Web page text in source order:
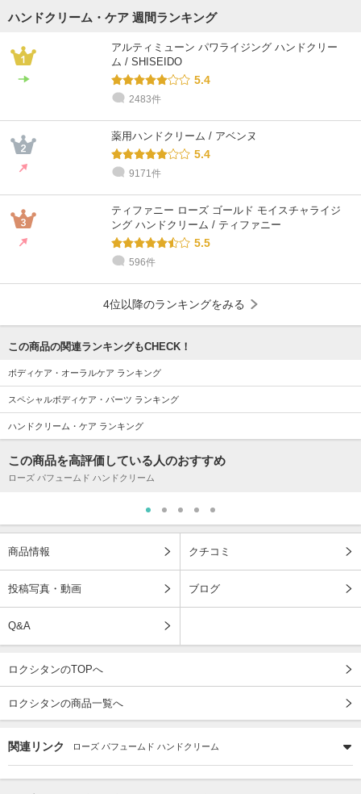
ハンドクリーム・ケア 週間ランキング
アルティミューン パワライジング ハンドクリー
ム / SHISEIDO
5.4
2483件
薬用ハンドクリーム / アベンヌ
5.4
9171件
ティファニー ローズ ゴールド モイスチャライジ
ング ハンドクリーム / ティファニー
5.5
596件
4位以降のランキングをみる
この商品の関連ランキングもCHECK！
ボディケア・オーラルケア ランキング
スペシャルボディケア・パーツ ランキング
ハンドクリーム・ケア ランキング
この商品を高評価している人のおすすめ
ローズ パフュームド ハンドクリーム
商品情報 クチコミ
投稿写真・動画 ブログ
Q&A
ロクシタンのTOPへ
ロクシタンの商品一覧へ
関連リンク ローズ パフュームド ハンドクリーム